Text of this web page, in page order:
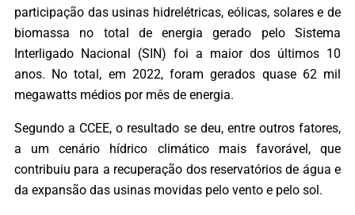
participação das usinas hidrelétricas, eólicas, solares e de
biomassa no total de energia gerado pelo Sistema
Interligado Nacional (SIN) foi a maior dos últimos 10
anos. No total, em 2022, foram gerados quase 62 mil
megawatts médios por mês de energia.
Segundo a CCEE, o resultado se deu, entre outros fatores,
a um cenário hídrico climático mais favorável, que
contribuiu para a recuperação dos reservatórios de água e
da expansão das usinas movidas pelo vento e pelo sol.